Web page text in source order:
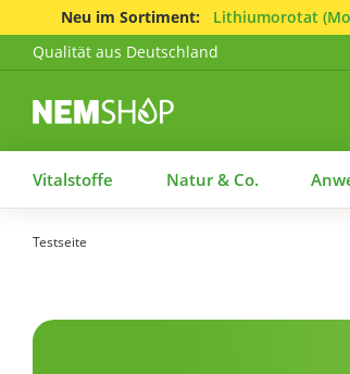
Neu im Sortiment: Lithiumorotat
Qualität aus Deutschland
Vitalstoffe Natur & Co.
Testseite
Bildergalerie überspringen